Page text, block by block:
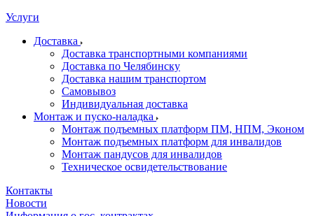
Услуги
Доставка
Доставка транспортными компаниями
Доставка по Челябинску
Доставка нашим транспортом
Самовывоз
Индивидуальная доставка
Монтаж и пуско-наладка
Монтаж подъемных платформ ПМ, НПМ, Эконом
Монтаж подъемных платформ для инвалидов
Монтаж пандусов для инвалидов
Техническое освидетельствование
Контакты
Новости